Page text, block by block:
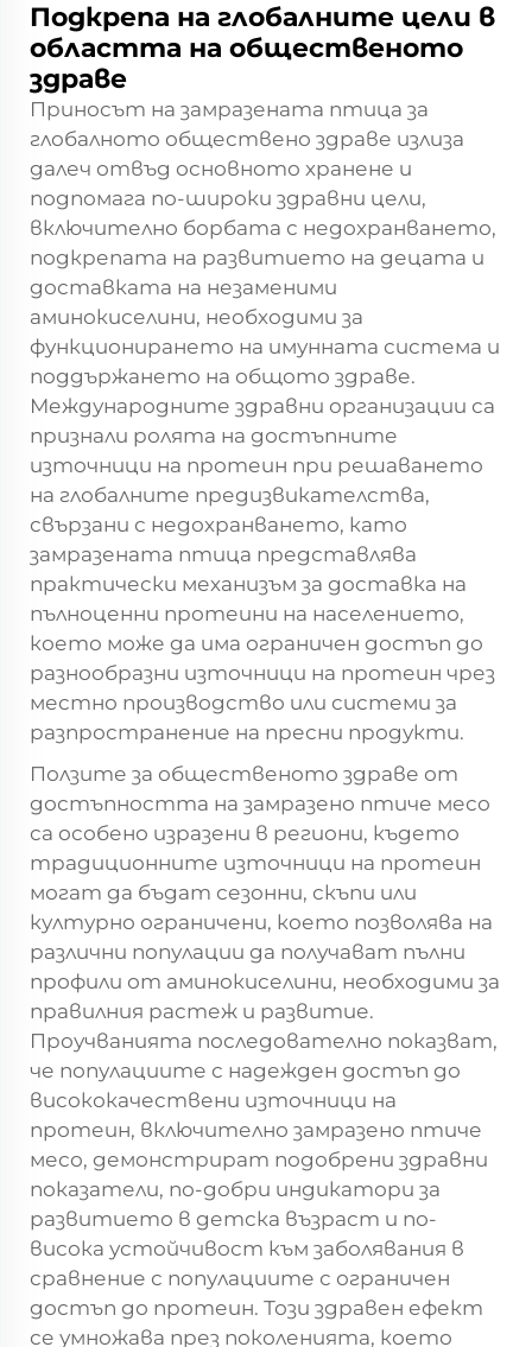
Подкрепа на глобалните цели в
областта на общественото
здраве
Приносът на замразената птица за
глобалното обществено здраве излиза
далеч отвъд основното хранене и
подпомага по-широки здравни цели,
включително борбата с недохранването,
подкрепата на развитието на децата и
доставката на незаменими
аминокиселини, необходими за
функционирането на имунната система и
поддържането на общото здраве.
Международните здравни организации са
признали ролята на достъпните
източници на протеин при решаването
на глобалните предизвикателства,
свързани с недохранването, като
замразената птица представлява
практически механизъм за доставка на
пълноценни протеини на населението,
което може да има ограничен достъп до
разнообразни източници на протеин чрез
местно производство или системи за
разпространение на пресни продукти.
Ползите за общественото здраве от
достъпността на замразено птиче месо
са особено изразени в региони, където
традиционните източници на протеин
могат да бъдат сезонни, скъпи или
културно ограничени, което позволява на
различни популации да получават пълни
профили от аминокиселини, необходими за
правилния растеж и развитие.
Проучванията последователно показват,
че популациите с надежден достъп до
висококачествени източници на
протеин, включително замразено птиче
месо, демонстрират подобрени здравни
показатели, по-добри индикатори за
развитието в детска възраст и по-
висока устойчивост към заболявания в
сравнение с популациите с ограничен
достъп до протеин. Този здравен ефект
се умножава през поколенията, което